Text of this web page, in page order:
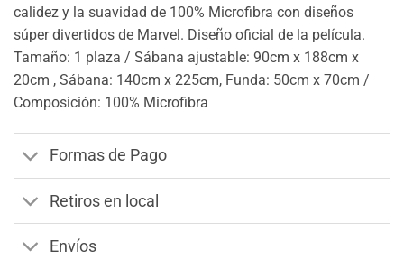
calidez y la suavidad de 100% Microfibra con diseños
súper divertidos de Marvel. Diseño oficial de la película.
Tamaño: 1 plaza / Sábana ajustable: 90cm x 188cm x
20cm , Sábana: 140cm x 225cm, Funda: 50cm x 70cm /
Composición: 100% Microfibra
Formas de Pago
Retiros en local
Envíos